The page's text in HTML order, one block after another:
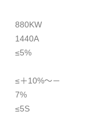
880KW
1440A
≤5%
≤＋10%～－
7%
≤5S